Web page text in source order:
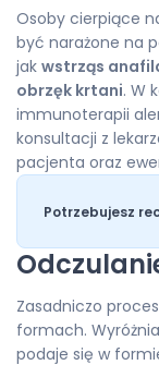
Osoby cierpiące
być narażone na
jak wstrząs
obrzęk krtani. W
immunoterapii
konsultacji z
pacjenta oraz
Potrzebujesz
Zasadniczo
formach.
podaje się w